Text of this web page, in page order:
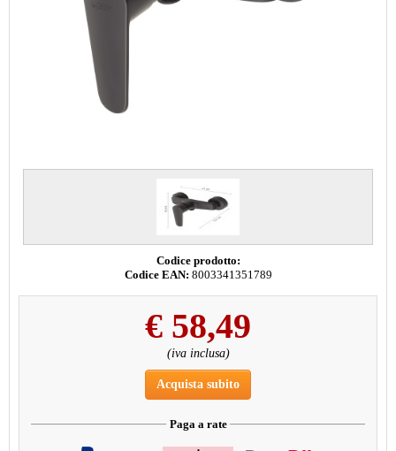
Codice prodotto:
Codice EAN: 8003341351789
€ 58,49
(iva inclusa)
Acquista subito
Paga a rate